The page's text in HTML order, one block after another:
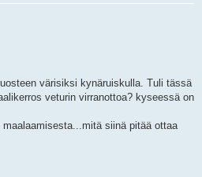
värisiksi kynäruiskulla. Tuli tässä
veturin virranottoa? kyseessä on
siinä pitää ottaa